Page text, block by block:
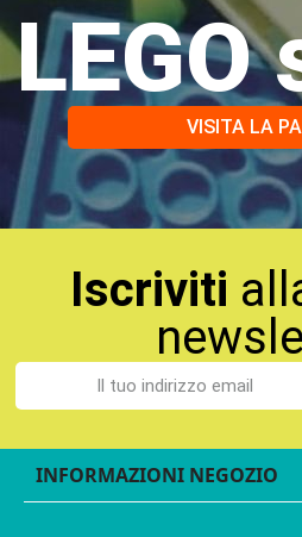
LEGO
VISITA LA
Iscriviti
INFORMAZIONI NEGOZIO